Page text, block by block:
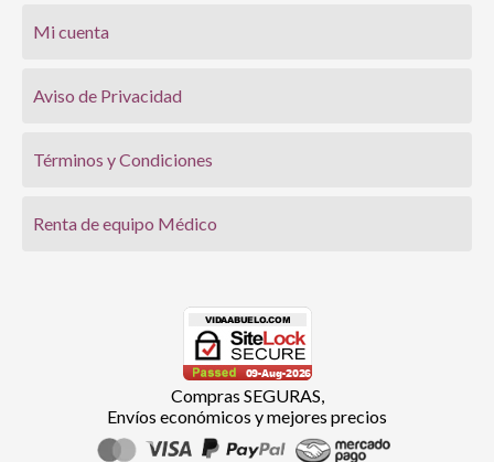
Mi cuenta
Aviso de Privacidad
Términos y Condiciones
Renta de equipo Médico
Compras SEGURAS,
Envíos económicos y mejores precios